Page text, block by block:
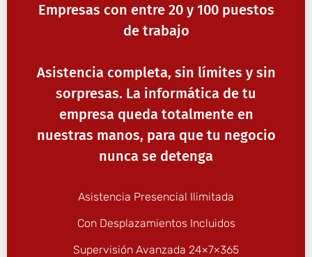
Empresas con entre 20 y 100 puestos
de trabajo
Asistencia completa, sin límites y sin
sorpresas. La informática de tu
empresa queda totalmente en
nuestras manos, para que tu negocio
nunca se detenga
Asistencia Presencial Ilimitada
Con Desplazamientos Incluidos
Supervisión Avanzada 24×7×365